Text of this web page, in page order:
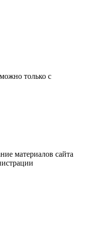
только с
материалов сайта